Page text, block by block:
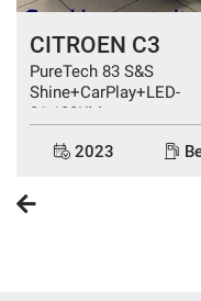
CITROEN C3
PureTech 83 S&S
Shine+CarPlay+LED-
31.100KM
2023